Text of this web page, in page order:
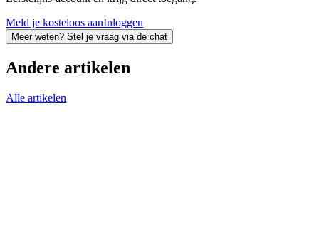
Meld je kosteloos aanInloggen
Meer weten? Stel je vraag via de chat
Andere artikelen
Alle artikelen